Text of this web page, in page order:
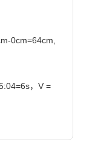
0cm=64cm,
，V =